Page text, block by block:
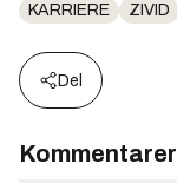
KARRIERE
ZIVID
Del
Kommentarer